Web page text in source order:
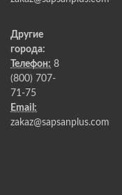
Другие
города:
Телефон: 8
(800) 707-
71-75
Email:
zakaz@sapsanplus.com